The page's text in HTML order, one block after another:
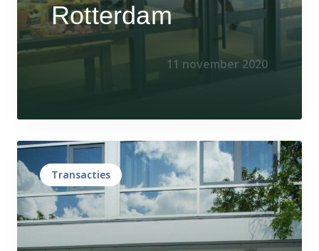
Rotterdam
11 november 2020
Transacties